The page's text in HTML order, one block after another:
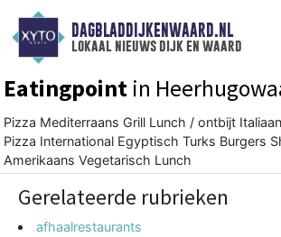
DAGBLADDIJKENWAARD.NL
lokaal nieuws dijk en waard
Eatingpoint in
Pizza Mediterraans Grill Lunch / ontbijt
Pizza International Egyptisch Turks Burgers
Amerikaans Vegetarisch Lunch
Gerelateerde rubrieken
afhaalrestaurants